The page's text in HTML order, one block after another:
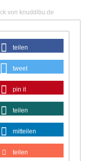
von knuddibu.de
teilen
tweet
pin it
teilen
mitteilen
teilen